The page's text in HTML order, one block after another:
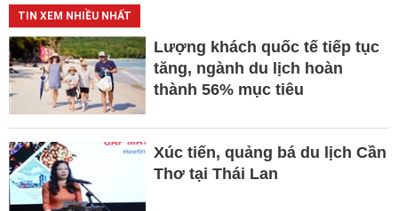
TIN XEM NHIỀU NHẤT
Lượng khách quốc tế tiếp tục
tăng, ngành du lịch hoàn
thành 56% mục tiêu
Xúc tiến, quảng bá du lịch Cần
Thơ tại Thái Lan